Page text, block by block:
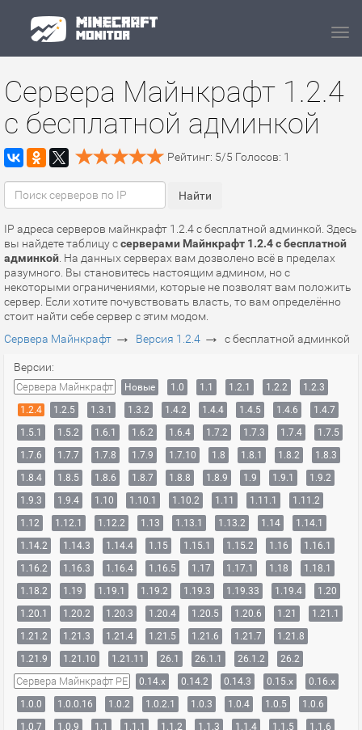
Сервера Майнкрафт 1.2.4
с бесплатной админкой
Рейтинг: 5/5 Голосов: 1
IP адреса серверов майнкрафт 1.2.4 с бесплатной админкой. Здесь
вы найдете таблицу ссерверами Майнкрафт 1.2.4 с бесплатной
админкой . На данных серверах вам дозволено всё в пределах
разумного. Вы становитесь настоящим админом, но с
некоторыми ограничениями, которые не позволят вам положить
сервер. Если хотите почувствовать власть, то вам определённо
стоит найти себе сервер с этим модом.
Сервера Майнкрафт → Версия 1.2.4 → с бесплатной админкой
Версии:
Сервера Майнкрафт Новые 1.0 1.1 1.2.1 1.2.2
1.2.3
1.2.4
1.2.5 1.3.1 1.3.2 1.4.2 1.4.4 1.4.5 1.4.6
1.4.7
1.5.1
1.5.2 1.6.1 1.6.2 1.6.4 1.7.2 1.7.3 1.7.4
1.7.5
1.7.6
1.7.7 1.7.8 1.7.9 1.7.10 1.8 1.8.1 1.8.2
1.8.3
1.8.4
1.8.5 1.8.6 1.8.7 1.8.8 1.8.9 1.9 1.9.1
1.9.2
1.9.3
1.9.4 1.10 1.10.1 1.10.2 1.11 1.11.1
1.11.2
1.12
1.12.1 1.12.2 1.13 1.13.1 1.13.2 1.14
1.14.1
1.14.2
1.14.3 1.14.4 1.15 1.15.1 1.15.2 1.16
1.16.1
1.16.2
1.16.3 1.16.4 1.16.5 1.17 1.17.1 1.18
1.18.1
1.18.2
1.19 1.19.1 1.19.2 1.19.3 1.19.33 1.19.4
1.20
1.20.1
1.20.2 1.20.3 1.20.4 1.20.5 1.20.6 1.21
1.21.1
1.21.2
1.21.3 1.21.4 1.21.5 1.21.6 1.21.7
1.21.8
1.21.9
1.21.10 1.21.11 26.1 26.1.1 26.1.2 26.2
Сервера Майнкрафт PE 0.14.x 0.14.2 0.14.3 0.15.x
0.16.x
1.0.0
1.0.0.16 1.0.2 1.0.2.1 1.0.3 1.0.4 1.0.5
1.0.6
1.0.7
1.0.9 1.1 1.1.1 1.1.2 1.1.3 1.1.4 1.1.5
1.1.6